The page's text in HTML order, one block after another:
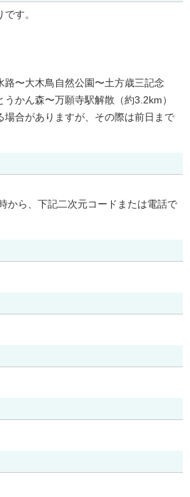
す。
〜大木鳥自然公園〜土方歳三記念
かん森〜万願寺駅解散（約3.2km）
合がありますが、その際は前日まで
から、下記二次元コードまたは電話で